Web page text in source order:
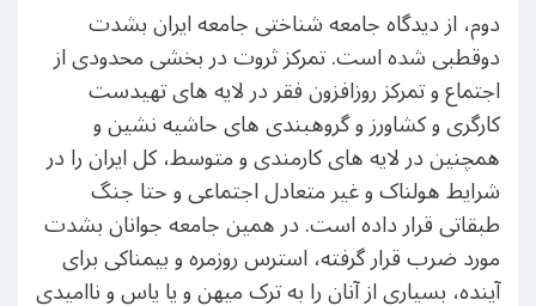
دوم، از دیدگاه جامعه شناختی جامعه ایران بشدت
دوقطبی شده است. تمرکز ثروت در بخشی محدودی از
اجتماع و تمرکز روزافزون فقر در لایه های تهیدست
کارگری و کشاورز و گروهبندی های حاشیه نشین و
همچنین در لایه های کارمندی و متوسط، کل ایران را در
شرایط هولناک و غیر متعادل اجتماعی و حتا جنگ
طبقاتی قرار داده است. در همین جامعه جوانان بشدت
مورد ضرب قرار گرفته، استرس روزمره و بیمناکی برای
آینده، بسیاری از آنان را به ترک میهن و یا یاس و ناامیدی